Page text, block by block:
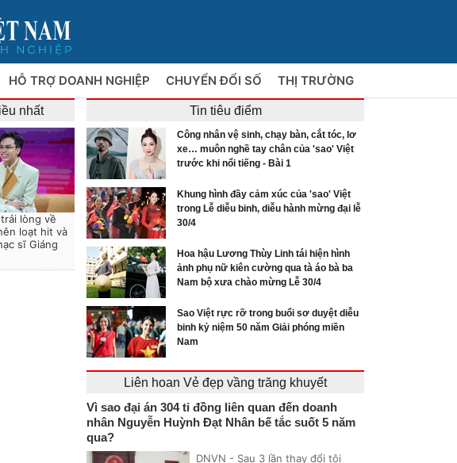
HỖ TRỢ DOANH NGHIỆP CHUYỂN ĐỔI SỐ THỊ TRƯỜNG
nhất
lòng về
loạt hit và
sĩ Giáng
Tin tiêu điểm
Công nhân vệ sinh, chạy bàn, cắt tóc, lơ
xe… muôn nghề tay chân của 'sao' Việt
trước khi nổi tiếng - Bài 1
Khung hình đầy cảm xúc của 'sao' Việt
trong Lễ diễu binh, diễu hành mừng đại lễ
30/4
Hoa hậu Lương Thùy Linh tái hiện hình
ảnh phụ nữ kiên cường qua tà áo bà ba
Nam bộ xưa chào mừng Lễ 30/4
Sao Việt rực rỡ trong buổi sơ duyệt diễu
binh kỷ niệm 50 năm Giải phóng miền
Nam
Liên hoan Vẻ đẹp vầng trăng khuyết
Vì sao đại án 304 tỉ đồng liên quan đến doanh
nhân Nguyễn Huỳnh Đạt Nhân bế tắc suốt 5 năm
qua?
DNVN - Sau 3 lần thay đổi tội